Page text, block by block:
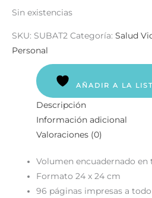
Sin existencias
SKU: SUBAT2 Categoría: Salud
Personal
AÑADIR A LA
Descripción
Información adicional
Valoraciones (0)
Volumen encuadernado en
Formato 24 x 24 cm
96 páginas impresas a